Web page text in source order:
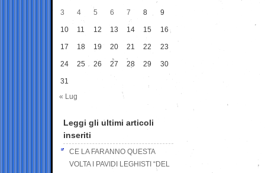
3 4 5 6 7 8 9
10 11 12 13 14 15 16
17 18 19 20 21 22 23
24 25 26 27 28 29 30
31
« Lug
Leggi gli ultimi articoli
inseriti
CE LA FARANNO QUESTA
VOLTA I PAVIDI LEGHISTI “DEL